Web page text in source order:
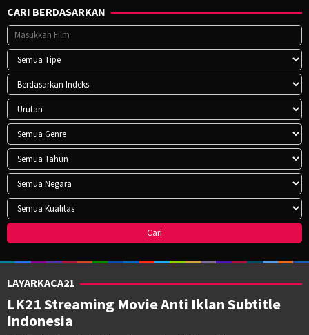
CARI BERDASARKAN
LAYARKACA21
LK21 Streaming Movie Anti Iklan Subtitle
Indonesia